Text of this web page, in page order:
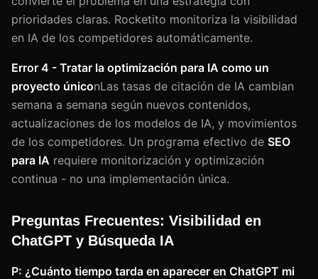
prioridades claras. Rocketito monitoriza la visibilidad
en IA de los competidores automáticamente.
Error 4 - Tratar la optimización para IA como un
proyecto úniconLas tasas de citación de IA cambian
semana a semana según nuevos contenidos,
actualizaciones de los modelos de IA, y movimientos
de los competidores. Un programa efectivo de SEO
para IA requiere monitorización y optimización
continua - no una implementación única.
Preguntas Frecuentes: Visibilidad en
ChatGPT y Búsqueda IA
P: ¿Cuánto tiempo tarda en aparecer en ChatGPT mi